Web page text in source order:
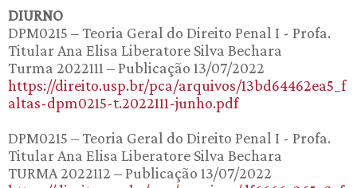
DIURNO
DPM0215 – Teoria Geral do Direito Penal I - Profa.
Titular Ana Elisa Liberatore Silva Bechara
Turma 2022111 – Publicação 13/07/2022
https://direito.usp.br/pca/arquivos/13bd64462ea5_f
altas-dpm0215-t.2022111-junho.pdf
DPM0215 – Teoria Geral do Direito Penal I - Profa.
Titular Ana Elisa Liberatore Silva Bechara
TURMA 2022112 – Publicação 13/07/2022